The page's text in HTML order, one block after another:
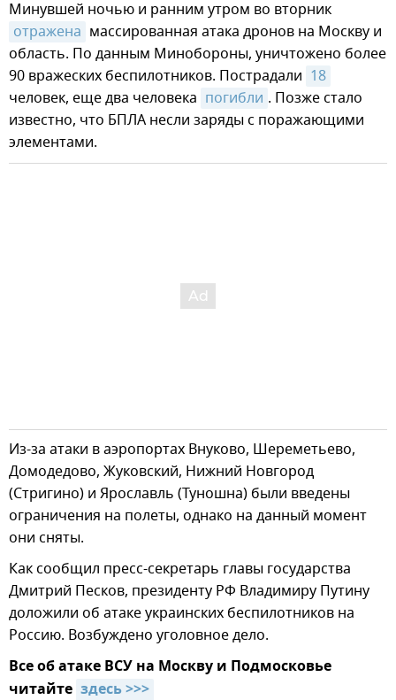
Минувшей ночью и ранним утром во вторник
отражена массированная атака дронов на Москву и
область. По данным Минобороны, уничтожено более
90 вражеских беспилотников. Пострадали 18
человек, еще два человека погибли . Позже стало
известно, что БПЛА несли заряды с поражающими
элементами.
Из-за атаки в аэропортах Внуково, Шереметьево,
Домодедово, Жуковский, Нижний Новгород
(Стригино) и Ярославль (Туношна) были введены
ограничения на полеты, однако на данный момент
они сняты.
Как сообщил пресс-секретарь главы государства
Дмитрий Песков, президенту РФ Владимиру Путину
доложили об атаке украинских беспилотников на
Россию. Возбуждено уголовное дело.
Все об атаке ВСУ на Москву и Подмосковье
читайте здесь >>>